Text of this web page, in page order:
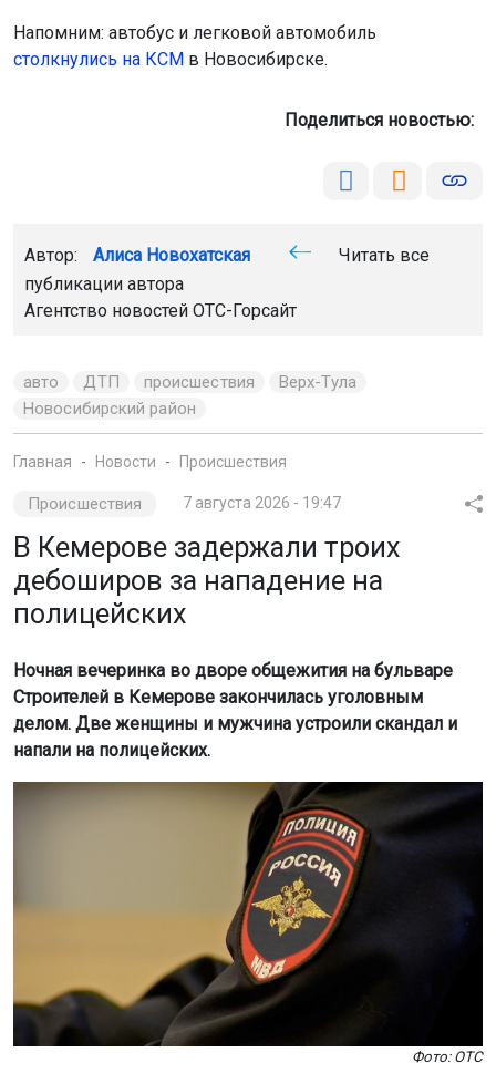
Напомним: автобус и легковой автомобиль
столкнулись на КСМ в Новосибирске.
Поделиться новостью:
Автор: Алиса Новохатская
Читать все
публикации автора
Агентство новостей ОТС-Горсайт
авто ДТП происшествия
Верх-Тула
Новосибирский район
Главная Новости Происшествия
Происшествия 7 августа 2026 - 19:47
В Кемерове задержали троих
дебоширов за нападение на
полицейских
Ночная вечеринка во дворе общежития на бульваре
Строителей в Кемерове закончилась уголовным
делом. Две женщины и мужчина устроили скандал и
напали на полицейских.
Фото: ОТС